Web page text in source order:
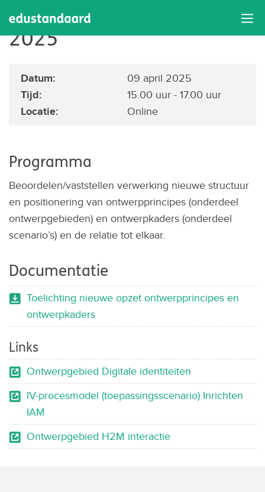
Werkgroep Toegang april
2025
Datum: 09 april 2025
Tijd: 15.00 uur - 17.00 uur
Locatie: Online
Programma
Beoordelen/vaststellen verwerking nieuwe structuur
en positionering van ontwerpprincipes (onderdeel
ontwerpgebieden) en ontwerpkaders (onderdeel
scenario’s) en de relatie tot elkaar.
Documentatie
Toelichting nieuwe opzet ontwerpprincipes en
ontwerpkaders
Links
Ontwerpgebied Digitale identiteiten
IV-procesmodel (toepassingsscenario) Inrichten
IAM
Ontwerpgebied H2M interactie